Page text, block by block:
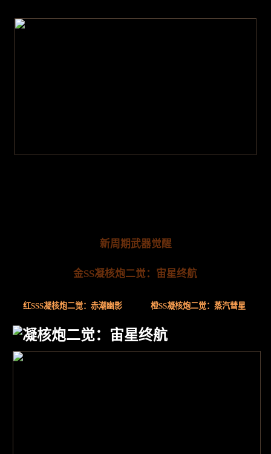
新周期武器觉醒
金SS凝核炮二觉：宙星终航
红SSS凝核炮二觉：赤潮幽影 橙SS凝核炮二觉：蒸汽彗星
凝核炮二觉：宙星终航